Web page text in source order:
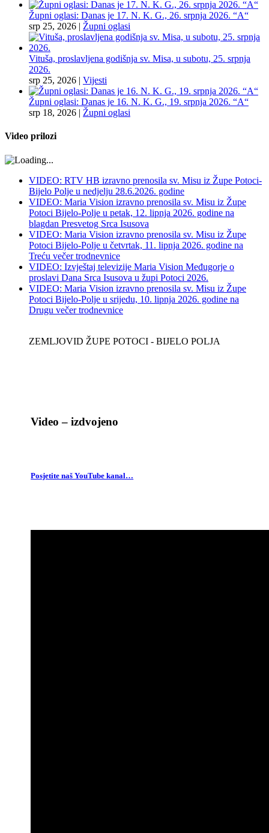
Župni oglasi: Danas je 17. N. K. G., 26. srpnja 2026. “A“
srp 25, 2026 | Župni oglasi
Vituša, proslavljena godišnja sv. Misa, u subotu, 25. srpnja
2026.
srp 25, 2026 | Vijesti
Župni oglasi: Danas je 16. N. K. G., 19. srpnja 2026. “A“
srp 18, 2026 | Župni oglasi
Video prilozi
VIDEO: RTV HB izravno prenosila sv. Misu iz Župe Potoci-
Bijelo Polje u nedjelju 28.6.2026. godine
VIDEO: Maria Vision izravno prenosila sv. Misu iz Župe
Potoci Bijelo-Polje u petak, 12. lipnja 2026. godine na
blagdan Presvetog Srca Isusova
VIDEO: Maria Vision izravno prenosila sv. Misu iz Župe
Potoci Bijelo-Polje u četvrtak, 11. lipnja 2026. godine na
Treću večer trodnevnice
VIDEO: Izvještaj televizije Maria Vision Međugorje o
proslavi Dana Srca Isusova u župi Potoci 2026.
VIDEO: Maria Vision izravno prenosila sv. Misu iz Župe
Potoci Bijelo-Polje u srijedu, 10. lipnja 2026. godine na
Drugu večer trodnevnice
ZEMLJOVID ŽUPE POTOCI - BIJELO POLJA
Video – izdvojeno
Posjetite naš YouTube kanal…